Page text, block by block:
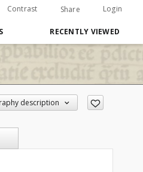
Contrast Share Login
RECENTLY VIEWED
description